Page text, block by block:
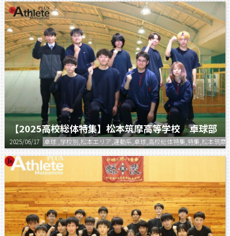
【2025高校総体特集】松本筑摩高等学校 卓球部
2025/06/17 卓球 ,学校別,松本エリア,運動系,卓球,高校総体特集,特集,松本筑摩